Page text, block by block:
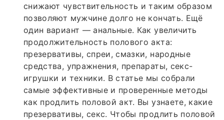
снижают чувствительность и таким образом
позволяют мужчине долго не кончать. Ещё
один вариант — анальные. Как увеличить
продолжительность полового акта:
презервативы, спреи, смазки, народные
средства, упражнения, препараты, секс-
игрушки и техники. В статье мы собрали
самые эффективные и проверенные методы
как продлить половой акт. Вы узнаете, какие
презервативы, секс. Чтобы продлить половой